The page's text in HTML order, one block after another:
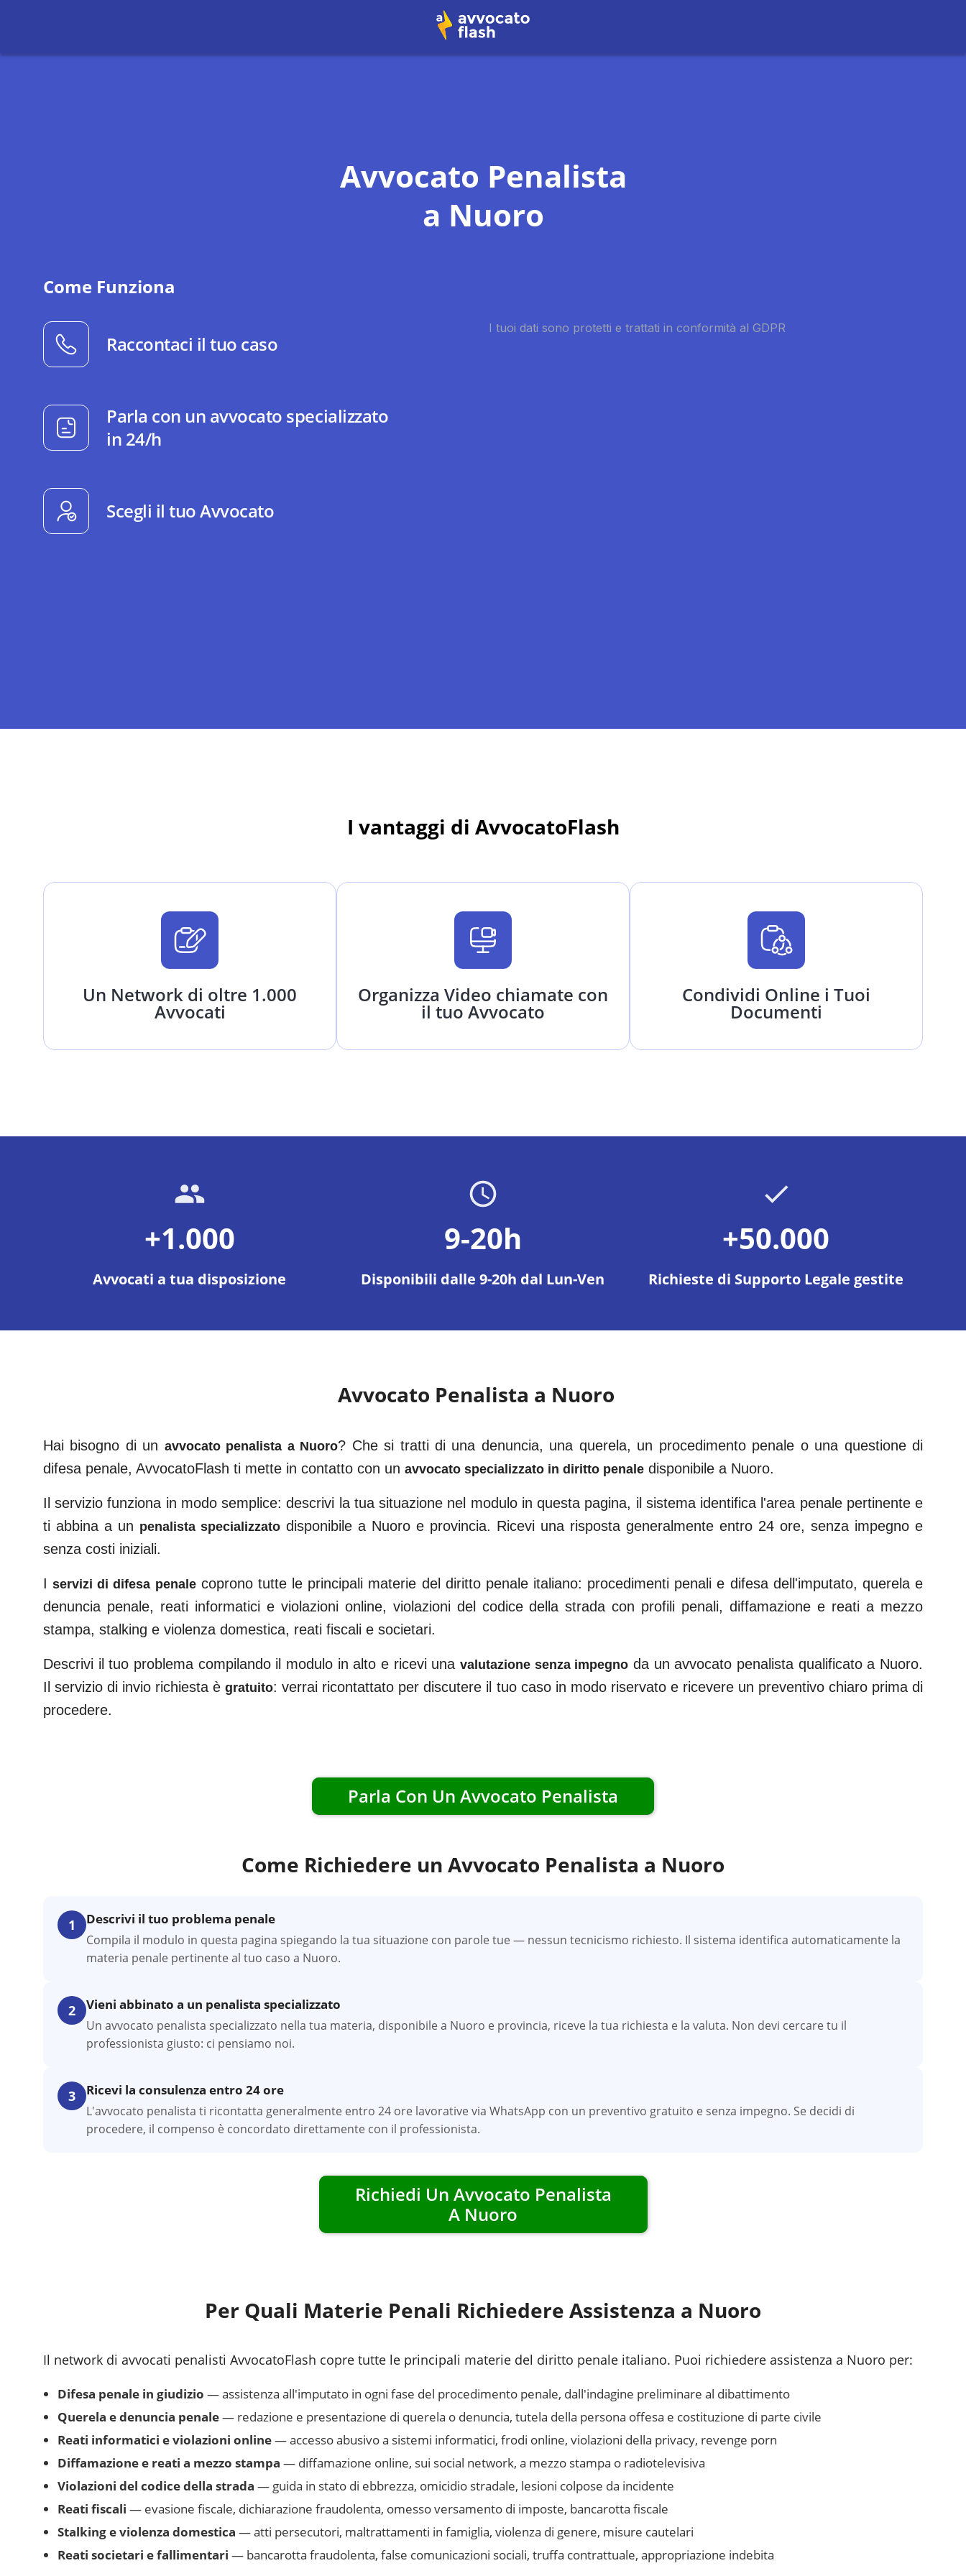
Avvocato Penalista
a Nuoro
Come Funziona
Raccontaci il tuo caso
Parla con un avvocato specializzato
in 24/h
Scegli il tuo Avvocato
I vantaggi di AvvocatoFlash
Un Network di oltre 1.000
Avvocati
Organizza Video chiamate con
il tuo Avvocato
Condividi Online i Tuoi
Documenti
+1.000
Avvocati a tua disposizione
9-20h
Disponibili dalle 9-20h dal Lun-Ven
+50.000
Richieste di Supporto Legale gestite
Avvocato Penalista a Nuoro
Hai bisogno di un avvocato penalista a Nuoro? Che si tratti di una denuncia, una querela, un procedimento penale o una questione di
difesa penale, AvvocatoFlash ti mette in contatto con un avvocato specializzato in diritto penale disponibile a Nuoro.
Il servizio funziona in modo semplice: descrivi la tua situazione nel modulo in questa pagina, il sistema identifica l'area penale pertinente e
ti abbina a un penalista specializzato disponibile a Nuoro e provincia. Ricevi una risposta generalmente entro 24 ore, senza impegno e
senza costi iniziali.
Iservizi di difesa penalecoprono tutte le principali materie del diritto penale italiano: procedimenti penali e difesa dell'imputato, querela e
denuncia penale, reati informatici e violazioni online, violazioni del codice della strada con profili penali, diffamazione e reati a mezzo
stampa, stalking e violenza domestica, reati fiscali e societari.
Descrivi il tuo problema compilando il modulo in alto e ricevi una valutazione senza impegno da un avvocato penalista qualificato a Nuoro.
Il servizio di invio richiesta ègratuito: verrai ricontattato per discutere il tuo caso in modo riservato e ricevere un preventivo chiaro prima di
procedere.
Parla Con Un Avvocato Penalista
Come Richiedere un Avvocato Penalista a Nuoro
1 Descrivi il tuo problema penale
Compila il modulo in questa pagina spiegando la tua situazione con parole tue — nessun tecnicismo richiesto. Il sistema identifica automaticamente la
materia penale pertinente al tuo caso a Nuoro.
2 Vieni abbinato a un penalista specializzato
Un avvocato penalista specializzato nella tua materia, disponibile a Nuoro e provincia, riceve la tua richiesta e la valuta. Non devi cercare tu il
professionista giusto: ci pensiamo noi.
3 Ricevi la consulenza entro 24 ore
L'avvocato penalista ti ricontatta generalmente entro 24 ore lavorative via WhatsApp con un preventivo gratuito e senza impegno. Se decidi di
procedere, il compenso è concordato direttamente con il professionista.
Richiedi Un Avvocato Penalista
A Nuoro
Per Quali Materie Penali Richiedere Assistenza a Nuoro
Il network di avvocati penalisti AvvocatoFlash copre tutte le principali materie del diritto penale italiano. Puoi richiedere assistenza a Nuoro per:
Difesa penale in giudizio — assistenza all'imputato in ogni fase del procedimento penale, dall'indagine preliminare al dibattimento
Querela e denuncia penale— redazione e presentazione di querela o denuncia, tutela della persona offesa e costituzione di parte civile
Reati informatici e violazioni online— accesso abusivo a sistemi informatici, frodi online, violazioni della privacy, revenge porn
Diffamazione e reati a mezzo stampa — diffamazione online, sui social network, a mezzo stampa o radiotelevisiva
Violazioni del codice della strada — guida in stato di ebbrezza, omicidio stradale, lesioni colpose da incidente
Reati fiscali — evasione fiscale, dichiarazione fraudolenta, omesso versamento di imposte, bancarotta fiscale
Stalking e violenza domestica — atti persecutori, maltrattamenti in famiglia, violenza di genere, misure cautelari
Reati societari e fallimentari — bancarotta fraudolenta, false comunicazioni sociali, truffa contrattuale, appropriazione indebita